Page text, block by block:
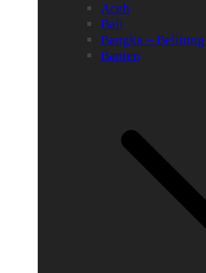
Aceh
Bali
Bangka – Belitung
Banten